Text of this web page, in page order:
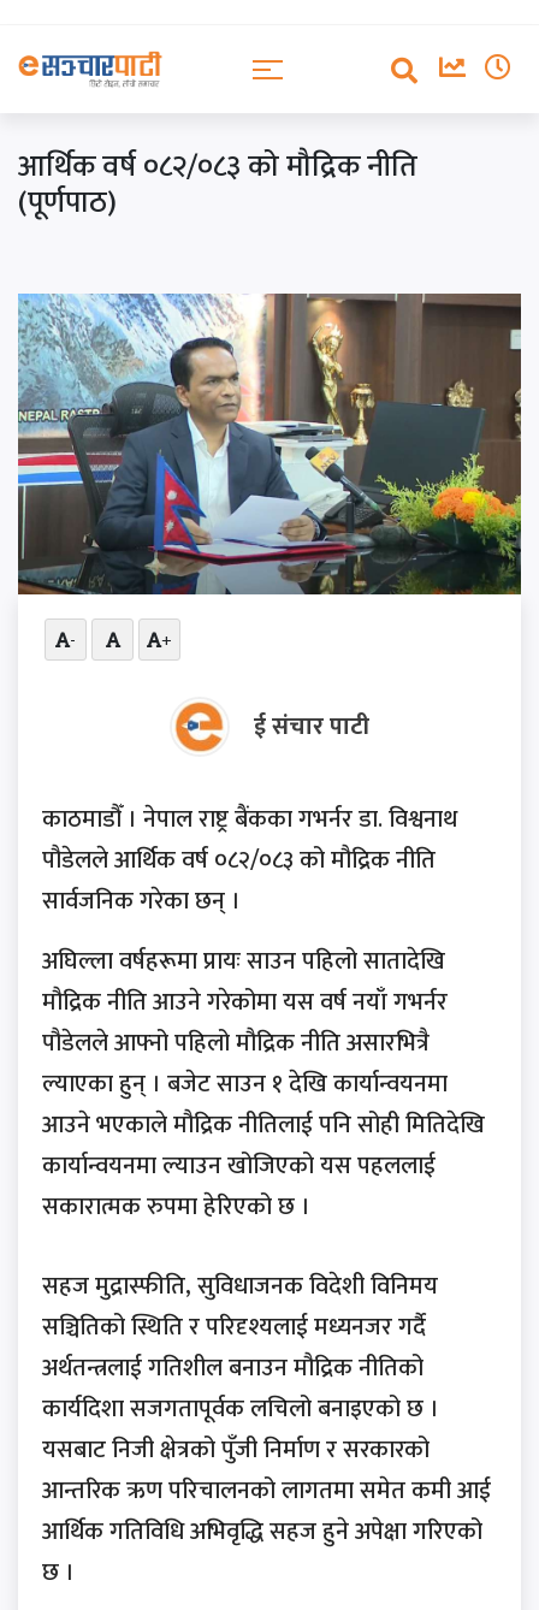
आर्थिक वर्ष ०८२/०८३ को मौद्रिक नीति
(पूर्णपाठ)
- +
ई संचार पाटी
काठमाडौँ । नेपाल राष्ट्र बैंकका गभर्नर डा. विश्वनाथ
पौडेलले आर्थिक वर्ष ०८२/०८३ को मौद्रिक नीति
सार्वजनिक गरेका छन् ।
अघिल्ला वर्षहरूमा प्रायः साउन पहिलो सातादेखि
मौद्रिक नीति आउने गरेकोमा यस वर्ष नयाँ गभर्नर
पौडेलले आफ्नो पहिलो मौद्रिक नीति असारभित्रै
ल्याएका हुन् । बजेट साउन १ देखि कार्यान्वयनमा
आउने भएकाले मौद्रिक नीतिलाई पनि सोही मितिदेखि
कार्यान्वयनमा ल्याउन खोजिएको यस पहललाई
सकारात्मक रुपमा हेरिएको छ ।
सहज मुद्रास्फीति, सुविधाजनक विदेशी विनिमय
सञ्चितिको स्थिति र परिदृश्यलाई मध्यनजर गर्दै
अर्थतन्त्रलाई गतिशील बनाउन मौद्रिक नीतिको
कार्यदिशा सजगतापूर्वक लचिलो बनाइएको छ ।
यसबाट निजी क्षेत्रको पुँजी निर्माण र सरकारको
आन्तरिक ऋण परिचालनको लागतमा समेत कमी आई
आर्थिक गतिविधि अभिवृद्धि सहज हुने अपेक्षा गरिएको
छ ।